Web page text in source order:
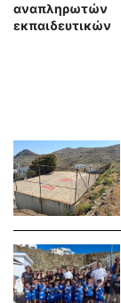
αναπληρωτών
εκπαιδευτικών